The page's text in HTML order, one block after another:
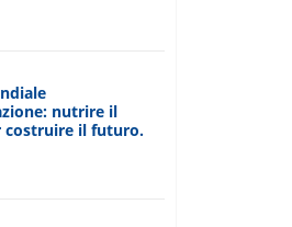
nutrire il
costruire il futuro.